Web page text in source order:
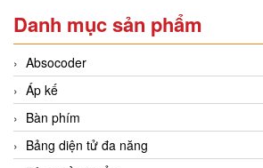
Danh mục sản phẩm
Absocoder
Áp kế
Bàn phím
Bảng diện tử đa năng